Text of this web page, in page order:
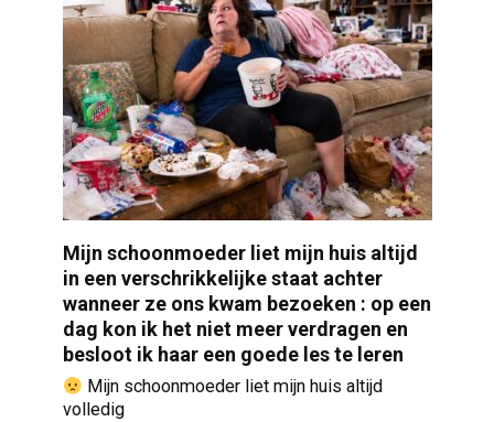
Mijn schoonmoeder liet mijn huis altijd
in een verschrikkelijke staat achter
wanneer ze ons kwam bezoeken : op een
dag kon ik het niet meer verdragen en
besloot ik haar een goede les te leren
Mijn schoonmoeder liet mijn huis altijd
volledig